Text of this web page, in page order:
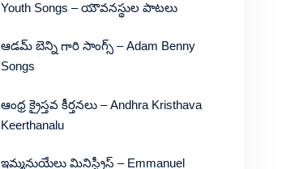
Youth Songs – యౌవనస్థుల పాటలు
ఆడమ్ బెన్ని గారి సాంగ్స్ – Adam Benny
Songs
ఆంధ్ర క్రైస్తవ కీర్తనలు – Andhra Kristhava
Keerthanalu
ఇమ్మనుయేలు మినిస్ట్రీస్ – Emmanuel